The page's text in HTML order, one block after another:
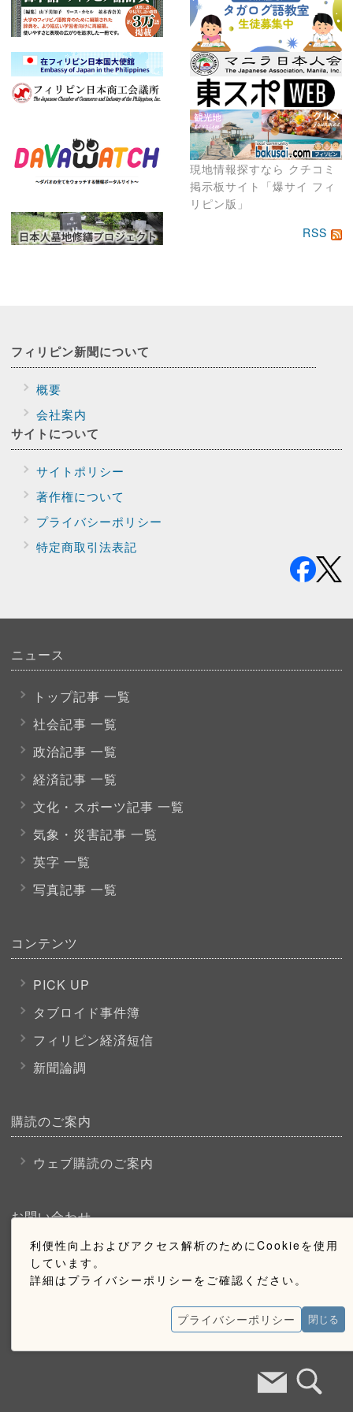
現地情報探すなら クチコミ
掲示板サイト「爆サイ フィ
リピン版」
RSS
利便性向上およびアクセス解析のためにCookieを使用
しています。
詳細はプライバシーポリシーをご確認ください。
プライバシーポリシー 閉じる
フィリピン新聞について
概要
会社案内
サイトについて
サイトポリシー
著作権について
プライバシーポリシー
特定商取引法表記
ニュース
トップ記事 一覧
社会記事 一覧
政治記事 一覧
経済記事 一覧
文化・スポーツ記事 一覧
気象・災害記事 一覧
英字 一覧
写真記事 一覧
コンテンツ
PICK UP
タブロイド事件簿
フィリピン経済短信
新聞論調
購読のご案内
ウェブ購読のご案内
お問い合わせ
採用情報
お問い合わせ